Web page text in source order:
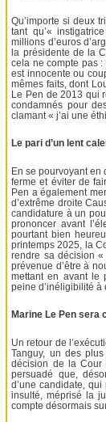
Qu’importe si deux
tant qu’«
millions d’euros
la présidente de la
cela ne compte pas
est innocente ou
mêmes faits, dont
Le Pen de 2013 qui
condamnés pour
clamant « j’ai une
Le pari d’un lent
En se pourvoyant en
ferme et éviter de
Pen a également
d’extrême droite
candidature à un
prononcer avant
pourtant bien
printemps 2025, la
rendre sa décision
prévenue d’être à
mettant en avant le
peine d’inéligibilité à
Marine Le Pen sera
Un retour de
Tanguy, un des
décision de la Cour
persuadé que,
d’une candidate,
insulté, méprisé la
compte désormais